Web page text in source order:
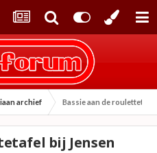
archief Bassie aan de
bij Jensen